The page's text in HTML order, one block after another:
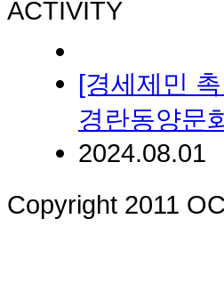
ACTIVITY
[경세제민
경란동양문
2024.08.01
Copyright 2011